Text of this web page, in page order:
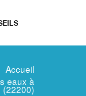
Accueil
eaux à
(22200)